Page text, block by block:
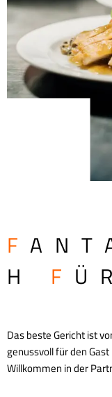
F
H F
Das beste Gericht ist
genussvoll für den
Willkommen in der